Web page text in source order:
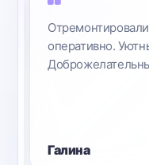
оперативно.
Галина